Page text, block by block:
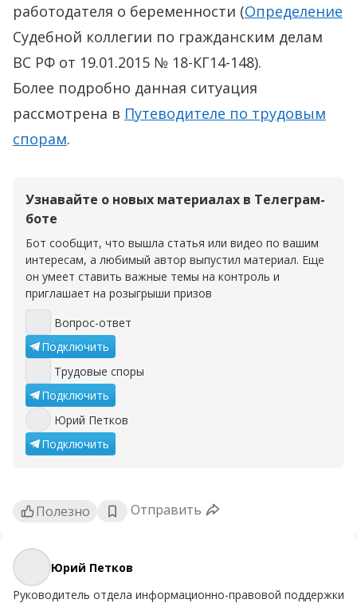
работодателя о беременности (Определение
Судебной коллегии по гражданским делам
ВС РФ от 19.01.2015 № 18-КГ14-148).
Более подробно данная ситуация
рассмотрена в Путеводителе по трудовым
спорам.
Узнавайте о новых материалах в Телеграм-
боте
Бот сообщит, что вышла статья или видео по вашим
интересам, а любимый автор выпустил материал. Еще
он умеет ставить важные темы на контроль и
приглашает на розыгрыши призов
Вопрос-ответ
Вопрос-ответ
Подключить
Трудовые споры
Трудовые споры
Подключить
Юрий Петков
Юрий Петков
Подключить
Полезно Отправить
Юрий Петков
Юрий Петков
Руководитель отдела информационно-правовой поддержки